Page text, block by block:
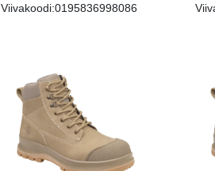
Viivakoodi:0195836998086